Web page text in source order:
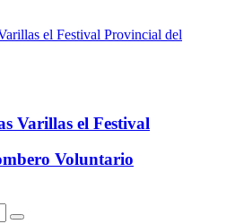
Varillas el Festival
Voluntario